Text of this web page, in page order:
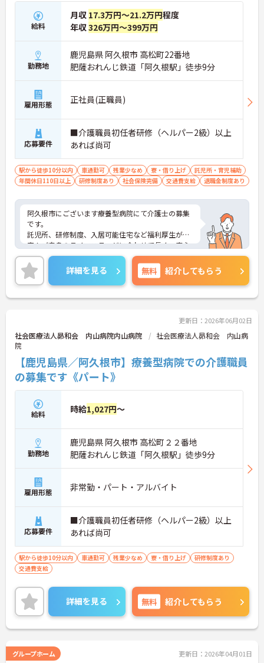
給料
月収 17.3万円～21.2万円程度
年収326万円～399万円
勤務地
鹿児島県 阿久根市 高松町22番地
肥薩おれんじ鉄道「阿久根駅」徒歩9分
雇用形態 正社員(正職員)
応募要件
■介護職員初任者研修（ヘルパー2級）以上
あれば尚可
駅から徒歩10分以内 車通勤可 残業少なめ 寮・借り上げ
託児所・育児補助
年間休日110日以上
研修制度あり 社会保険完備 交通費支給 退職金制度あり
阿久根市にございます療養型病院にて介護士の募集
です。
託児所、研修制度、入居可能住宅など福利厚生が充
実！ご自身のライフステージに合わせて長く、安心
して勤務できる環境が整っています！
また年間休日110日・残業もほぼないのでプライベ
ートと両立がしやすいですよ★
ご興味ある方には、面接対策ポイントなど、さらに
詳細をお話しいたしますのでお気軽にご相談くださ
詳細を見る 無料 紹介してもらう
更新日：2026年06月02日
社会医療法人昴和会 内山病院内山病院
社会医療法人昴和会 内山病
院
【鹿児島県／阿久根市】療養型病院での介護職員
の募集です《パート》
給料 時給1,027円～
勤務地
鹿児島県 阿久根市 高松町２２番地
肥薩おれんじ鉄道「阿久根駅」徒歩9分
雇用形態 非常勤・パート・アルバイト
応募要件
■介護職員初任者研修（ヘルパー2級）以上
あれば尚可
駅から徒歩10分以内 車通勤可 残業少なめ 寮・借り上げ
研修制度あり
交通費支給
詳細を見る 無料 紹介してもらう
グループホーム 更新日：2026年04月01日